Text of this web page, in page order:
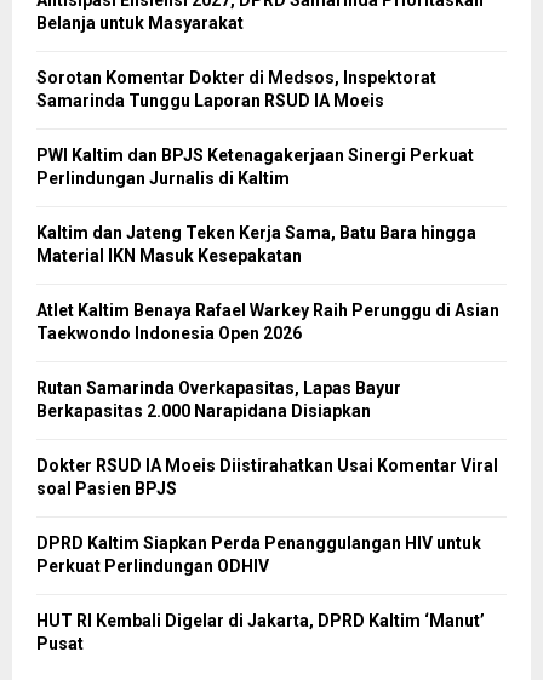
Belanja untuk Masyarakat
Sorotan Komentar Dokter di Medsos, Inspektorat
Samarinda Tunggu Laporan RSUD IA Moeis
PWI Kaltim dan BPJS Ketenagakerjaan Sinergi Perkuat
Perlindungan Jurnalis di Kaltim
Kaltim dan Jateng Teken Kerja Sama, Batu Bara hingga
Material IKN Masuk Kesepakatan
Atlet Kaltim Benaya Rafael Warkey Raih Perunggu di Asian
Taekwondo Indonesia Open 2026
Rutan Samarinda Overkapasitas, Lapas Bayur
Berkapasitas 2.000 Narapidana Disiapkan
Dokter RSUD IA Moeis Diistirahatkan Usai Komentar Viral
soal Pasien BPJS
DPRD Kaltim Siapkan Perda Penanggulangan HIV untuk
Perkuat Perlindungan ODHIV
HUT RI Kembali Digelar di Jakarta, DPRD Kaltim ‘Manut’
Pusat